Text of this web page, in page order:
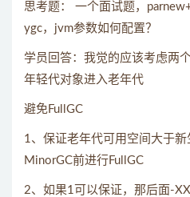
思考题： 一个面试题，
ygc，jvm参数如何配置？
学员回答：我觉的应该考虑两
年轻代对象进入老年代
避免FullGC
1、保证老年代可用空间大于
MinorGC前进行FullGC
2、如果1可以保证，那后面-XX